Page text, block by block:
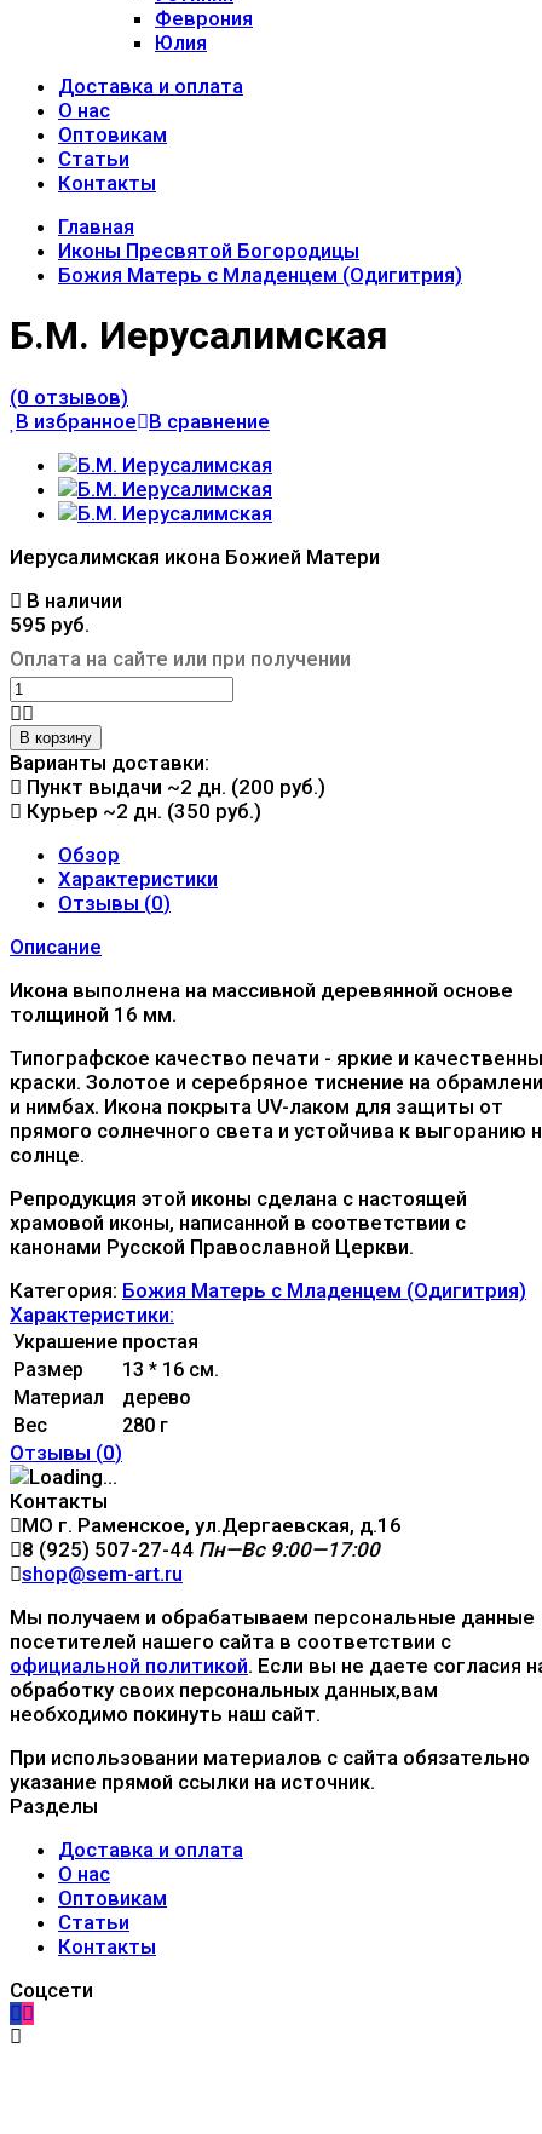
Феврония
Юлия
Доставка и оплата
О нас
Оптовикам
Статьи
Контакты
Главная
Иконы Пресвятой Богородицы
Божия Матерь с Младенцем (Одигитрия)
Б.М. Иерусалимская
(0 отзывов)
В избранное В сравнение
Иерусалимская икона Божией Матери
В наличии
595 руб.
Оплата на сайте или при получении
В корзину
Варианты доставки:
Пункт выдачи ~2 дн. (200 руб.)
Курьер ~2 дн. (350 руб.)
Обзор
Характеристики
Отзывы (0)
Описание
Икона выполнена на массивной деревянной основе
толщиной 16 мм.
Типографское качество печати - яркие и
краски. Золотое и серебряное тиснение на
и нимбах. Икона покрыта UV-лаком для защиты от
прямого солнечного света и устойчива к выгоранию
солнце.
Репродукция этой иконы сделана с настоящей
храмовой иконы, написанной в соответствии с
канонами Русской Православной Церкви.
Категория: Божия Матерь с Младенцем (Одигитрия)
Характеристики:
Украшение простая
Размер
13 * 16 см.
Материал
дерево
Вес
280 г
Отзывы (0)
Контакты
МО г. Раменское, ул.Дергаевская, д.16
8 (925) 507-27-44 Пн—Вс 9:00—17:00
shop@sem-art.ru
Мы получаем и обрабатываем персональные данные
посетителей нашего сайта в соответствии с
официальной политикой. Если вы не даете согласия
обработку своих персональных данных,вам
необходимо покинуть наш сайт.
При использовании материалов с сайта обязательно
указание прямой ссылки на источник.
Разделы
Доставка и оплата
О нас
Оптовикам
Статьи
Контакты
Соцсети